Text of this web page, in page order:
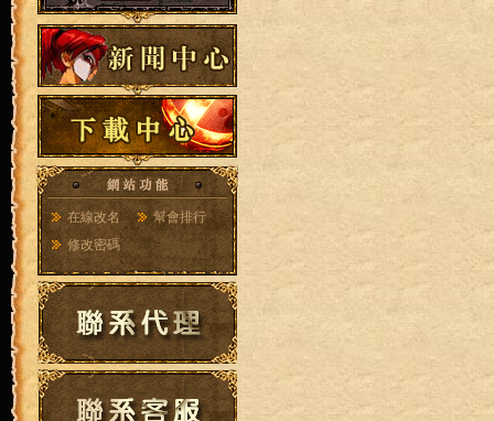
在線改名
幫會排行
修改密碼